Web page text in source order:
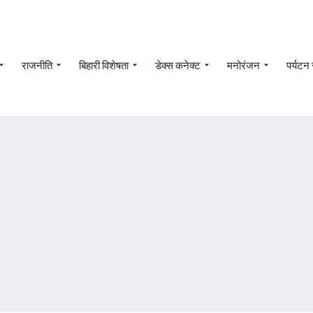
राजनीति बिहारी विशेषता डेक्स कनेक्ट मनोरंजन